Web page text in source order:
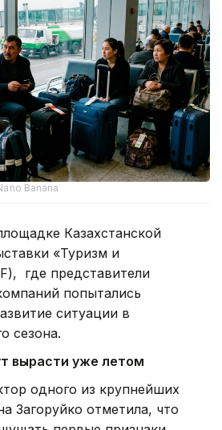
Banana
Казахстанской
«Туризм и
где представители
попытались
ситуации в
сезона.
вырасти уже летом
одного из крупнейших
Загоруйко отметила, что